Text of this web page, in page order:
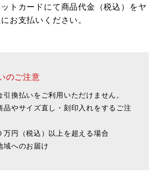
トカードにて商品代金（税込）をヤ
お支払いください。
のご注意
換払いをご利用いただけません。
品やサイズ直し・刻印入れをするご注
万円（税込）以上を超える場合
域へのお届け